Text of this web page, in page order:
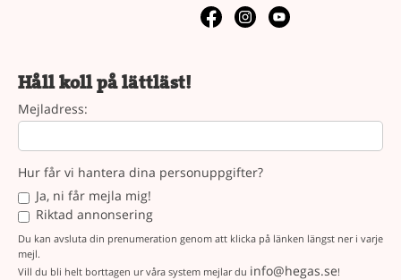
Håll koll på lättläst!
Mejladress:
Hur får vi hantera dina personuppgifter?
Ja, ni får mejla mig!
Riktad annonsering
Du kan avsluta din prenumeration genom att klicka på länken längst ner i varje
mejl.
Vill du bli helt borttagen ur våra system mejlar du info@hegas.se!